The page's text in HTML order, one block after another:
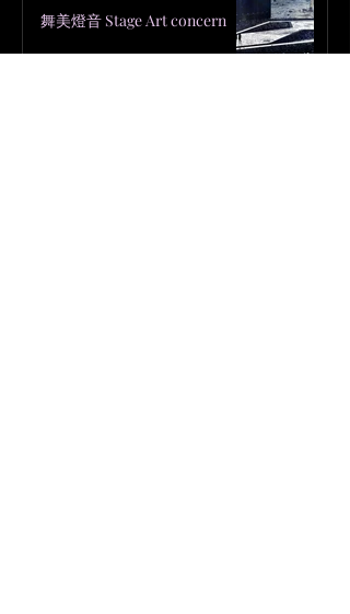
舞美燈音 Stage Art concern